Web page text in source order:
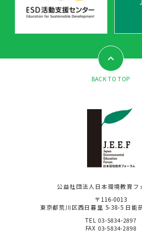
BACK TO TOP
公益社団法人日本環境教育フ
〒116-0013
東京都荒川区西日暮里 5-38-5 日能
TEL 03-5834-2897
FAX 03-5834-2898